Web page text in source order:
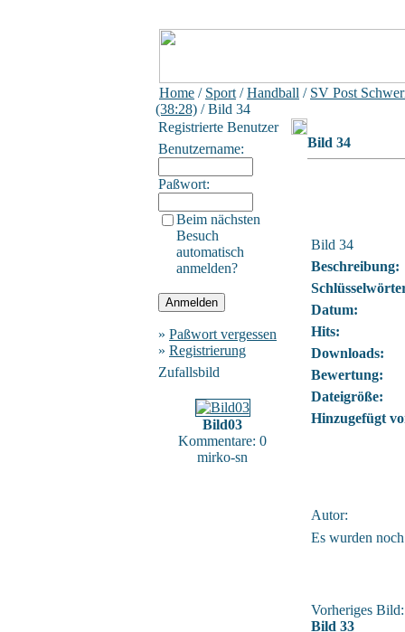
Home / Sport /Handball / SV Post
(38:28) / Bild 34
Registrierte Benutzer
Benutzername:
Paßwort:
Beim nächsten
Besuch
automatisch
anmelden?
» Paßwort vergessen
» Registrierung
Zufallsbild
Bild03
Kommentare: 0
mirko-sn
Bild 34
Bild 34
Beschreibung:
Datum:
Hits:
Downloads:
Bewertung:
Dateigröße:
Hinzugefügt
Autor:
Es wurden
Vorheriges Bild:
Bild 33